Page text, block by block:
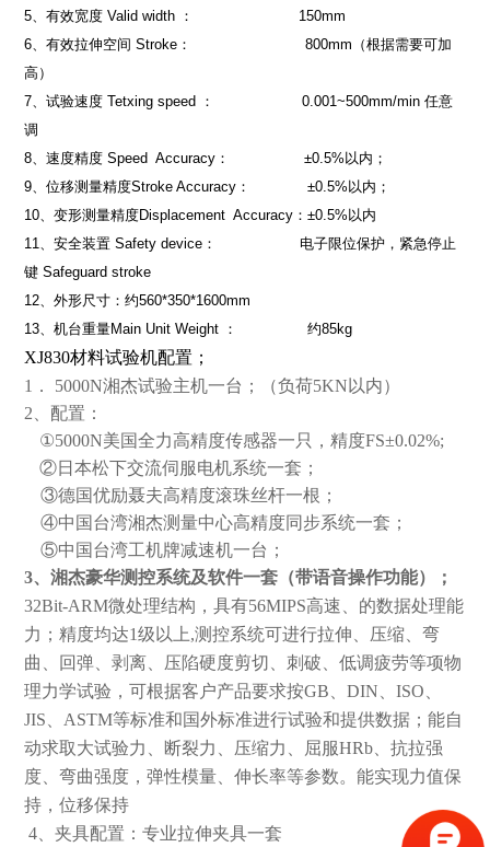
5、有效宽度 Valid width ：
150mm
6、有效拉伸空间 Stroke ： 800mm （根据需要可加
高）
7、试验速度 Tetxing speed ： 0.001~500mm/min任意
调
8、速度精度 Speed Accuracy ： ±0.5% 以内；
9、位移测量精度Stroke Accuracy ： ±0.5% 以内；
10、变形测量精度Displacement Accuracy ：±0.5% 以内
11、安全装置 Safety device ：
电子限位保护，紧急停止
键 Safeguard stroke
12、外形尺寸：约560*350*1600mm
13、机台重量Main Unit Weight ： 约85kg
XJ830材料试验机配置；
1．
5000N湘杰试验主机一台；（负荷5KN 以内）
2 、配置：
①5000N美国全力高精度传感器一只，精度FS±0.02%;
②日本松下交流伺服电机系统一套；
③德国优励聂夫高精度滚珠丝杆一根；
④中国台湾湘杰测量中心高精度同步系统一套；
⑤中国台湾工机牌减速机一台；
3、湘杰豪华测控系统及软件一套（带语音操作功能）；
32Bit-ARM微处理结构，具有56MIPS高速、的数据处理能
力；精度均达1级以上,测控系统可进行拉伸、压缩、弯
曲、回弹、剥离、压陷硬度剪切、刺破、低调疲劳等项物
理力学试验，可根据客户产品要求按GB 、DIN 、ISO
JIS
ASTM等标准和国外标准进行试验和提供数据；能自
动求取大试验力、断裂力、压缩力、屈服HRb 、抗拉强
度、弯曲强度，弹性模量、伸长率等参数。能实现力值保
持，位移保持
4 、夹具配置：专业拉伸夹具一套